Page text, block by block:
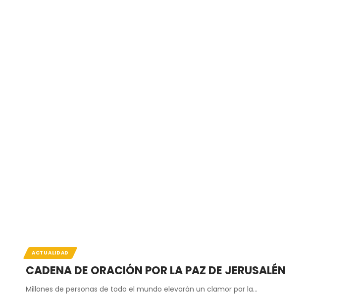
ACTUALIDAD
CADENA DE ORACIÓN POR LA PAZ DE JERUSALÉN
Millones de personas de todo el mundo elevarán un clamor por la…